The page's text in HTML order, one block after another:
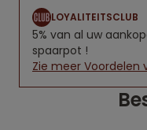
LOYALITEITSCLUB
5% van al uw
spaarpot !
Zie meer